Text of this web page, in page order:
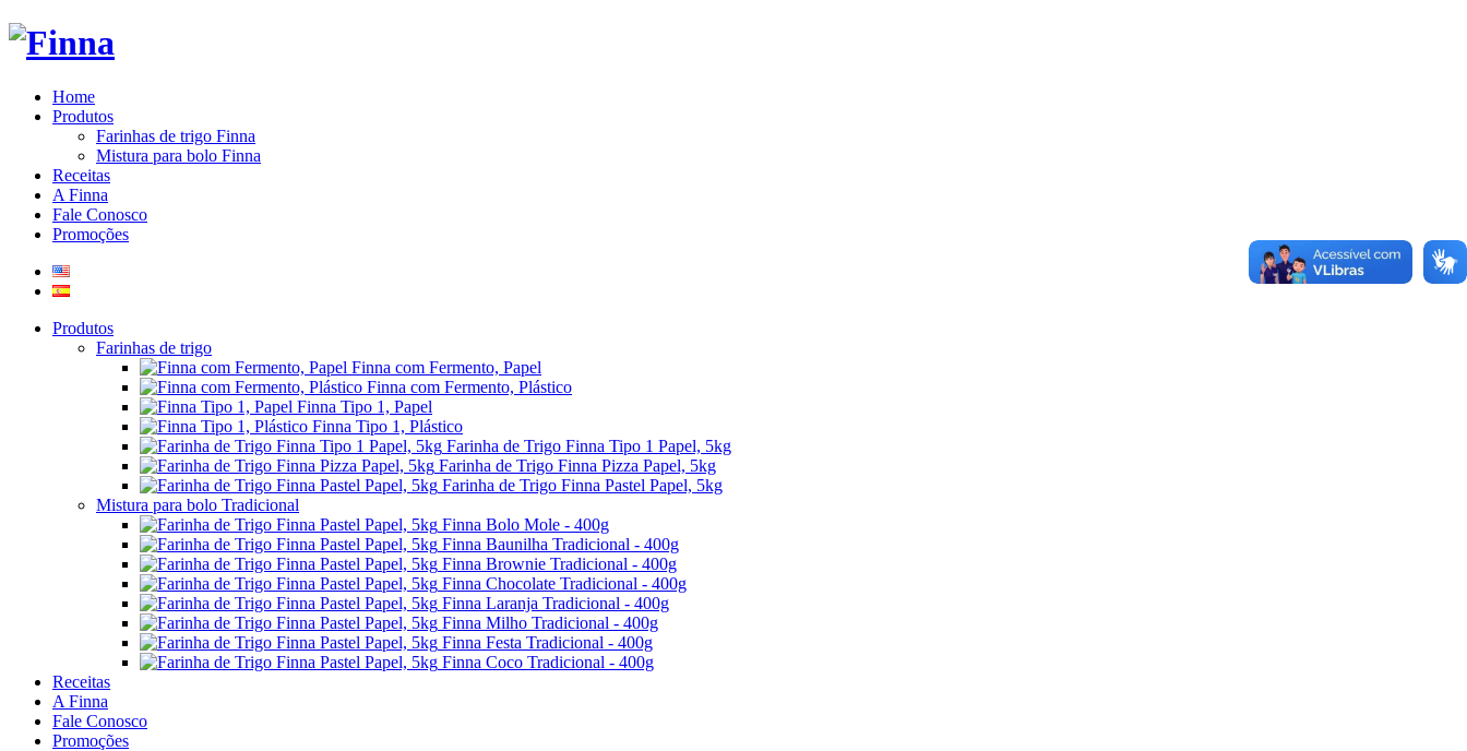
Home
Produtos
Farinhas de trigo Finna
Mistura para bolo Finna
Receitas
A Finna
Fale Conosco
Promoções
Produtos
Farinhas de trigo
Finna com Fermento, Papel
Finna com Fermento, Plástico
Finna Tipo 1, Papel
Finna Tipo 1, Plástico
Farinha de Trigo Finna Tipo 1 Papel, 5kg
Farinha de Trigo Finna Pizza Papel, 5kg
Farinha de Trigo Finna Pastel Papel, 5kg
Mistura para bolo Tradicional
Finna Bolo Mole - 400g
Finna Baunilha Tradicional - 400g
Finna Brownie Tradicional - 400g
Finna Chocolate Tradicional - 400g
Finna Laranja Tradicional - 400g
Finna Milho Tradicional - 400g
Finna Festa Tradicional - 400g
Finna Coco Tradicional - 400g
Receitas
A Finna
Fale Conosco
Promoções